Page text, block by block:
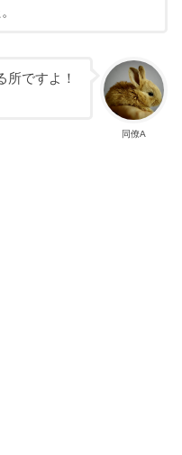
同僚A
所ですよ！